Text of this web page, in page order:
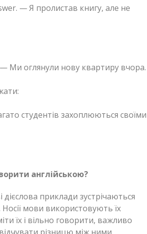
— Я пролистав книгу, але не
Ми оглянули нову квартиру вчора.
студентів захоплюються своїми
англійською?
дієслова приклади зустрічаються
Носії мови використовують їх
їх і вільно говорити, важливо